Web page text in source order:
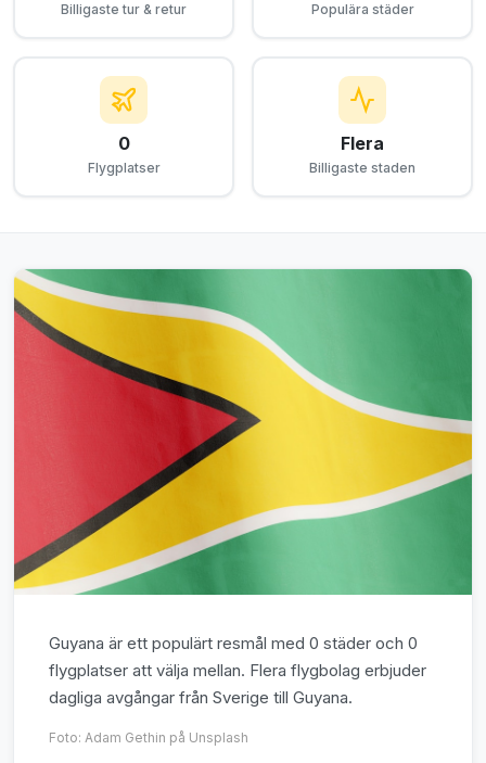
Billigaste tur & retur Populära städer
0
Flygplatser
Flera
Billigaste staden
Guyana är ett populärt resmål med 0 städer och 0
flygplatser att välja mellan. Flera flygbolag erbjuder
dagliga avgångar från Sverige till Guyana.
Foto: Adam Gethin på Unsplash